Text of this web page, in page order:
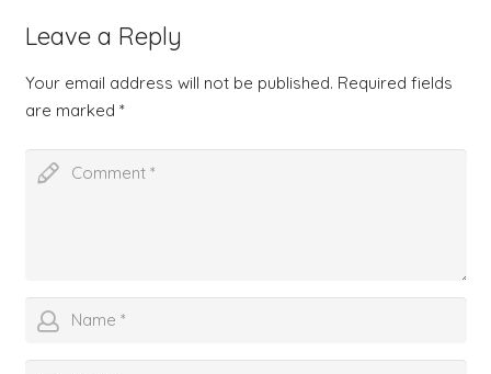
Leave a Reply
Your email address will not be published. Required fields
are marked *